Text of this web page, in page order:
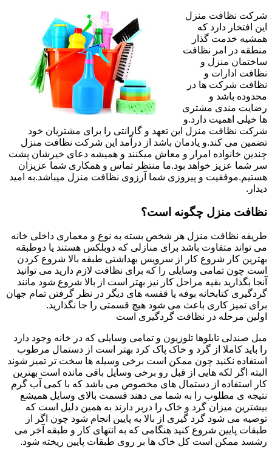
شرکت نظافت منزل
این افتخار دارد که
همشیه خدمت گذار
منطقه در امر نظافت
ساختمان منزل و
نظافت ادارات و
نظافت شرکت ها در
محدوده باشد و
رضایت مندی مشتری
ها خیلی اهمیت دارد.و
شرکت نظافت منزل این تعهد و گارانتی را برای مشتریان خود
تضمین می کند.و یادمان باشد از درآمد این شرکت نظافت منزل
چندین خانواده امرار و معاش میکنند و همیشه دعای خیرشان پشت
سر شما عزیز خواهد بود.ما منتظر تماس و همکاری شما عزیزان
هستیم.موفقیت و پیروزی شما آرزوی نظافت منزل میباشد.به امید
دیدار.
نظافت منزل چگونه است؟
طریقه نظافت منزل هر شخص بسته به نوع و معماری داخلی خانه
می تواند متفاوت باشد برای منازلی که دوبلکس هستند یا دوطبقه
بهترین کار شروع کار از سرویس بهداشتی طبقه بالا شروع کردن
است چون تمامی وسایلی را که برای نظافت لازم دارید می توانید
آنجا بگذارید بقیه مراحل کار نیز بهتر است از بالا شروع شود مانند
گردگیری کتابخانه بوفه یا قفسه های دیگر در نظر گرفتن تمام جهان
برای تمیز کاری باعث می شود هیچ قسمتی را جا نگذارید.
اولین مرحله در نظافت گردگیری است
مبل صندلی تابلوها تلوزیون و تمامی وسایلی که در خانه وجود دارد
را باید کاملا از گرد و خاک پاک کرد بهتر است از دستمال مرطوب
استفاده نکنید چون ممکن است برخی وسیله ها سخت تر تمیز شوند
البته اگر لکه هایی از قبل رو برخی وسایل باقی مانده است بهترین
کار استفاده از دستمال های مخصوص می باشد که با کمی آب گرم
نتیجه ی مطلوب را به شما می دهند قسمت بالای وسایل همیشع
بیشترین میزان گرد و خاک را دربر دارند به همین دلیل است که
توصیه می شود گرد گیری از بالا به پایین انجام شود چون اگر از
طبقات پایین شروع کنید هنگامی که به انتهای کار و طبقه آخر می
رشسد ممکن است کل خاک ها بر روی طبقات پایین ریخته شود.